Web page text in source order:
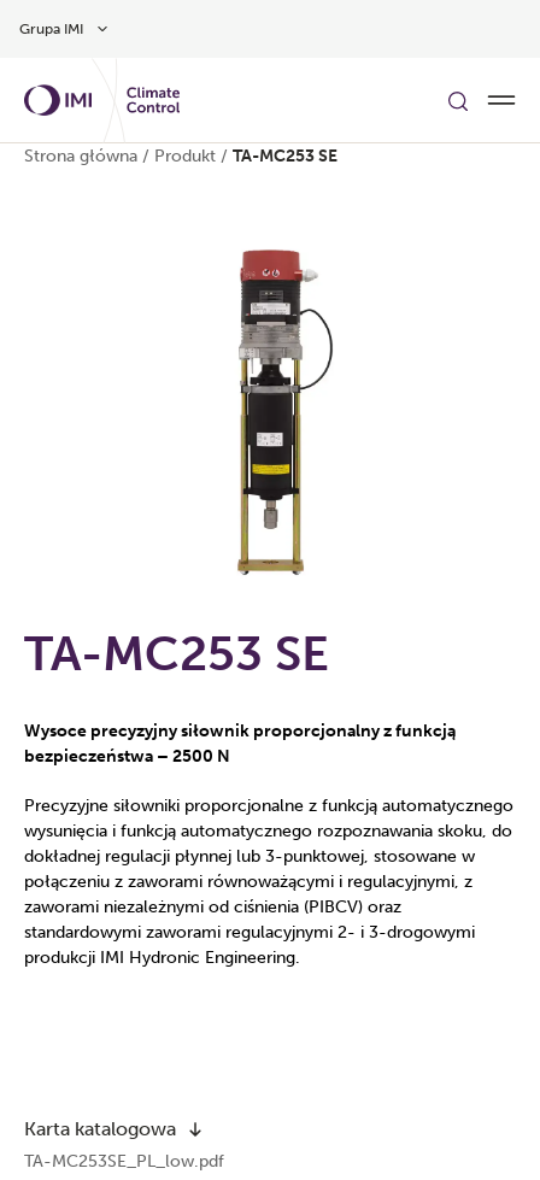
Grupa IMI
Strona główna / Produkt / TA-MC253 SE
TA-MC253 SE
Wysoce precyzyjny siłownik proporcjonalny z funkcją
bezpieczeństwa – 2500 N
Precyzyjne siłowniki proporcjonalne z funkcją automatycznego
wysunięcia i funkcją automatycznego rozpoznawania skoku, do
dokładnej regulacji płynnej lub 3-punktowej, stosowane w
połączeniu z zaworami równoważącymi i regulacyjnymi, z
zaworami niezależnymi od ciśnienia (PIBCV) oraz
standardowymi zaworami regulacyjnymi 2- i 3-drogowymi
produkcji IMI Hydronic Engineering.
Karta katalogowa
TA-MC253SE_PL_low.pdf